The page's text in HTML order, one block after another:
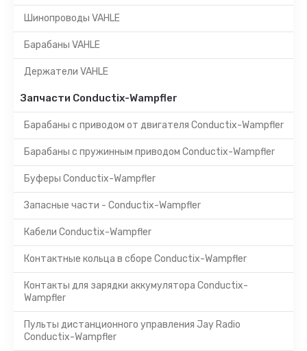
Шинопроводы VAHLE
Барабаны VAHLE
Держатели VAHLE
Запчасти Conductix-Wampfler
Барабаны с приводом от двигателя Conductix-Wampfler
Барабаны с пружинным приводом Conductix-Wampfler
Буферы Conductix-Wampfler
Запасные части - Conductix-Wampfler
Кабели Conductix-Wampfler
Контактные кольца в сборе Conductix-Wampfler
Контакты для зарядки аккумулятора Conductix-
Wampfler
Пульты дистанционного управления Jay Radio
Conductix-Wampfler